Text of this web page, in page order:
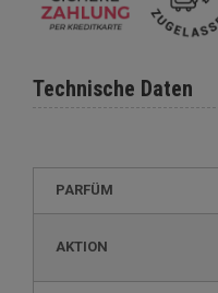
Technische Daten
PARFÜM
AKTION